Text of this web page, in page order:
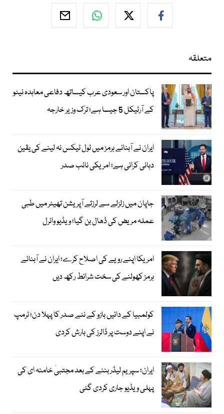
متعلقہ
پاکستان اور سعودی عرب کیساتھ دفاعی معاہدہ نیٹو
کے آرٹیکل 5 جیسا ہے؛ ترک وزیر خارجہ
ایران نے آبنائے ہرمز میں ٹول ٹیکس نہ لینے کی یقین
دہانی کرائی ہے؛ امریکی نائب صدر
جاپان میں زلزلے سے لرزتے آپریشن تھیٹر میں طبی
عملہ مریض کی ڈھال بن گیا؛ ویڈیو وائرل
امریکا اپنے رویے کی اصلاح کرے؛ ایران نے آبنائے
ہرمز کھولنے کی سخت شرائط رکھ دیں
کولمبیا کے دائیں بازو کے نئے صدر کا پہلا دن؛ ٹرمپ
نے اپنے دوست پر ڈالرز کی بارش کردی
ایران؛ سپریم لیڈر بننے کے بعد مجتبیٰ خامنہ ای کی
پہلی ویڈیو جاری کردی گئی